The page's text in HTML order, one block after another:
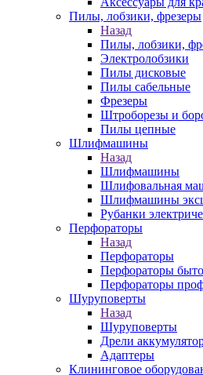
Пилы, лобзики, фрезеры
Назад
Пилы, лобзики,
Электролобзики
Пилы дисковые
Пилы сабельные
Фрезеры
Штроборезы и
Пилы цепные
Шлифмашины
Назад
Шлифмашины
Шлифовальная
Шлифмашины
Рубанки
Перфораторы
Назад
Перфораторы
Перфораторы
Перфораторы
Шуруповерты
Назад
Шуруповерты
Дрели
Адаптеры
Клининговое